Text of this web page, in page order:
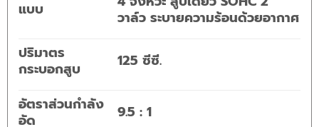
แบบ
วาล์ว ระบายความร้อนด้วยอากาศ
ปริมาตร
กระบอกสูบ
125 ซีซี.
อัตราส่วนกำลัง
อัด
9.5 : 1